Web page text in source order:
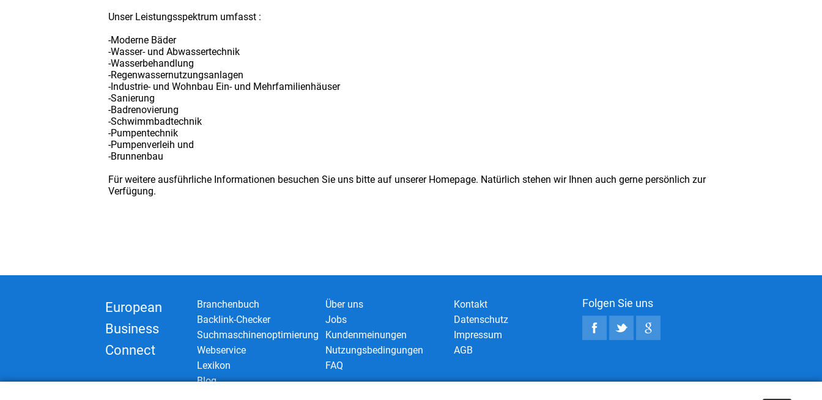
Unser Leistungsspektrum umfasst :
-Moderne Bäder
-Wasser- und Abwassertechnik
-Wasserbehandlung
-Regenwassernutzungsanlagen
-Industrie- und Wohnbau Ein- und Mehrfamilienhäuser
-Sanierung
-Badrenovierung
-Schwimmbadtechnik
-Pumpentechnik
-Pumpenverleih und
-Brunnenbau
Für weitere ausführliche Informationen besuchen Sie uns bitte auf unserer Homepage. Natürlich stehen wir Ihnen auch gerne persönlich zur
Verfügung.
European
Business
Connect
Branchenbuch
Backlink-Checker
Suchmaschinenoptimierung
Webservice
Lexikon
Blog
Über uns
Jobs
Kundenmeinungen
Nutzungsbedingungen
FAQ
Kontakt
Datenschutz
Impressum
AGB
Folgen Sie uns